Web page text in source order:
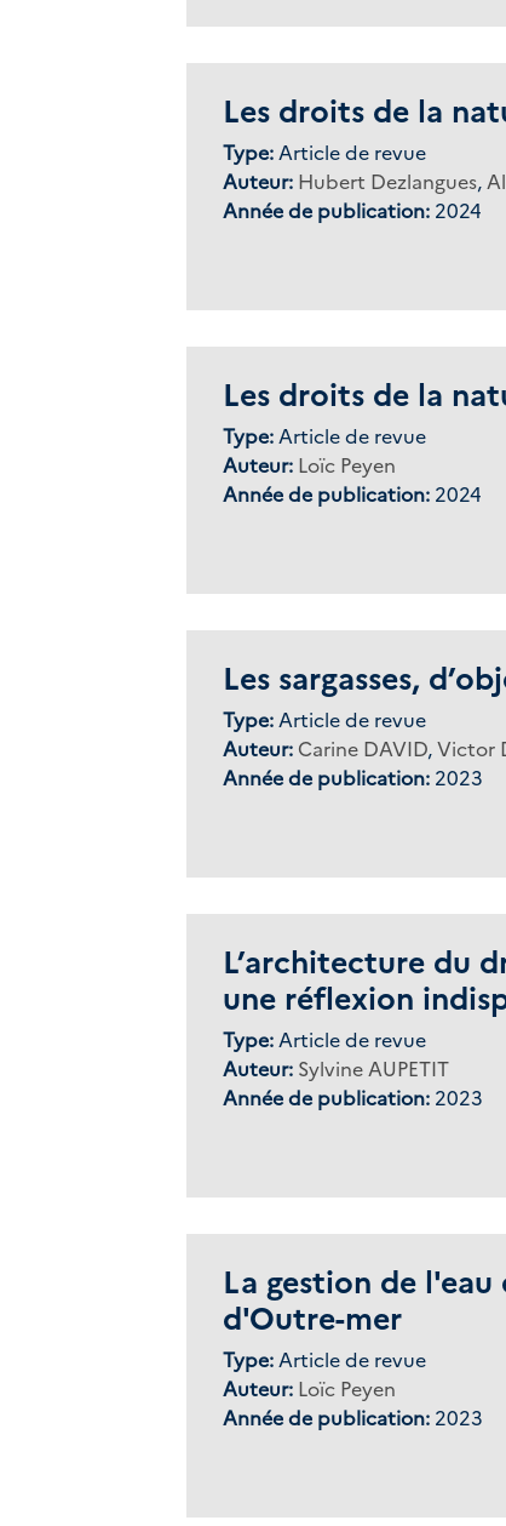
Les droits de la
Type:Article de revue
Auteur: Hubert Dezlangues,
Année de publication: 2024
Les droits de la
Type:Article de revue
Auteur: Loïc Peyen
Année de publication: 2024
Les sargasses,
Type:Article de revue
Auteur: Carine DAVID,Victor
Année de publication: 2023
L’architecture du
une réflexion
Type:Article de revue
Auteur: Sylvine AUPETIT
Année de publication: 2023
La gestion de
d'Outre-mer
Type:Article de revue
Auteur: Loïc Peyen
Année de publication: 2023